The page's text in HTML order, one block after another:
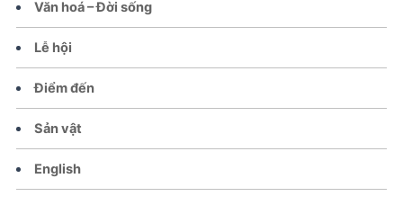
Văn hoá – Đời sống
Lễ hội
Điểm đến
Sản vật
English